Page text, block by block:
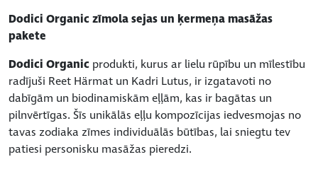
Dodici Organic zīmola sejas un ķermeņa masāžas
pakete
Dodici Organic produkti, kurus ar lielu rūpību un mīlestību
radījuši Reet Härmat un Kadri Lutus, ir izgatavoti no
dabīgām un biodinamiskām eļļām, kas ir bagātas un
pilnvērtīgas. Šīs unikālās eļļu kompozīcijas iedvesmojas no
tavas zodiaka zīmes individuālās būtības, lai sniegtu tev
patiesi personisku masāžas pieredzi.